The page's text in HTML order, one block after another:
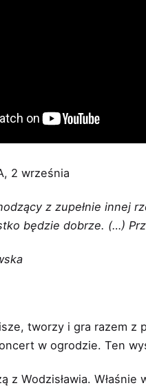
2 września
z zupełnie innej
będzie dobrze. (…)
tworzy i gra razem z
w ogrodzie. Ten
z Wodzisławia.